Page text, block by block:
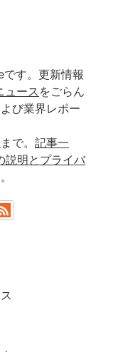
す。更新情報
ュース をごらん
び業界レポー
まで。 記事一
説明とプライバ